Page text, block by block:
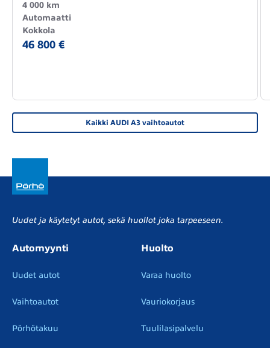
4 000 km
Automaatti
Kokkola
46 800 €
Kaikki AUDI A3 vaihtoautot
Uudet ja käytetyt autot, sekä huollot joka tarpeeseen.
Automyynti
Uudet autot
Vaihtoautot
Pörhötakuu
Huolto
Varaa huolto
Vauriokorjaus
Tuulilasipalvelu